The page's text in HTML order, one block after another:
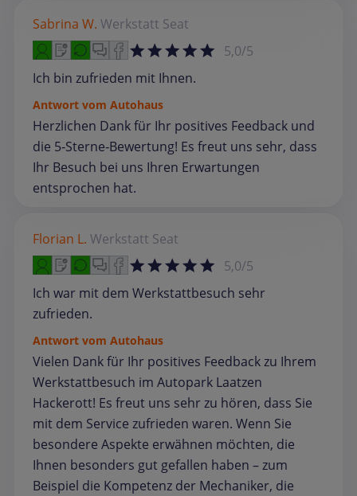
Sabrina W. Werkstatt Seat
5,0/5
Ich bin zufrieden mit Ihnen.
Antwort vom Autohaus
Herzlichen Dank für Ihr positives Feedback und
die 5‑Sterne‑Bewertung! Es freut uns sehr, dass
Ihr Besuch bei uns Ihren Erwartungen
entsprochen hat.
Florian L. Werkstatt Seat
5,0/5
Ich war mit dem Werkstattbesuch sehr
zufrieden.
Antwort vom Autohaus
Vielen Dank für Ihr positives Feedback zu Ihrem
Werkstattbesuch im Autopark Laatzen
Hackerott! Es freut uns sehr zu hören, dass Sie
mit dem Service zufrieden waren. Wenn Sie
besondere Aspekte erwähnen möchten, die
Ihnen besonders gut gefallen haben – zum
Beispiel die Kompetenz der Mechaniker, die